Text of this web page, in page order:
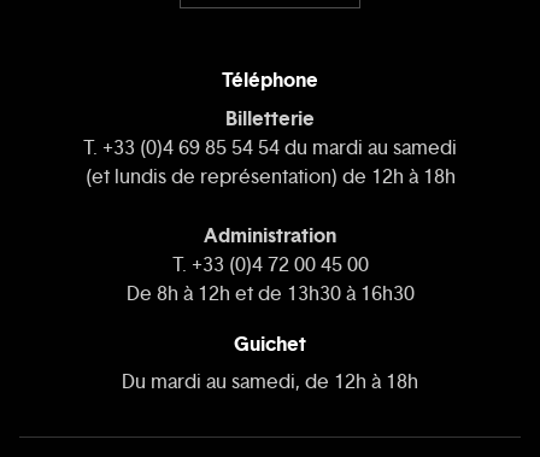
Téléphone
Billetterie
T. +33 (0)4 69 85 54 54 du mardi au samedi
(et lundis de représentation) de 12h à 18h
Administration
T. +33 (0)4 72 00 45 00
De 8h à 12h et de 13h30 à 16h30
Guichet
Du mardi au samedi, de 12h à 18h